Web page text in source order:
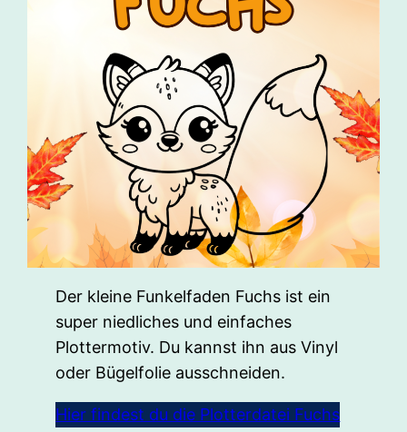
Der kleine Funkelfaden Fuchs ist ein
super niedliches und einfaches
Plottermotiv. Du kannst ihn aus Vinyl
oder Bügelfolie ausschneiden.
Hier findest du die Plotterdatei Fuchs